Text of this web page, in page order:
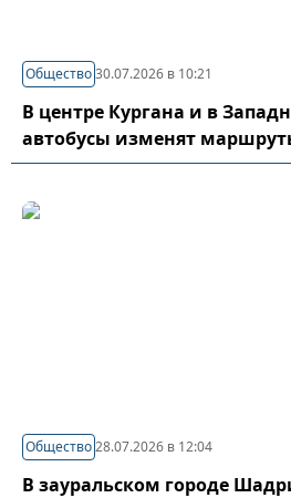
Общество30.07.2026 в 10:21
В центре Кургана и в
автобусы изменят
Общество28.07.2026 в 12:04
В зауральском городе